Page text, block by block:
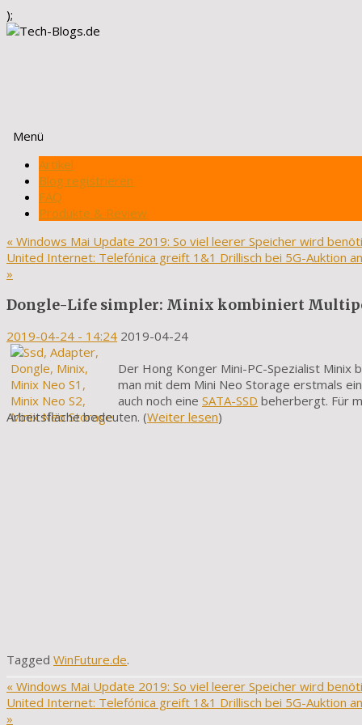
);
Menü
Zum
Inhalt
springen
Artikel
Blog registrieren
FAQ
Produkte & Review
« Windows Mai Update 2019: So viel leerer Speicher wird
United Internet: Telefónica greift 1&1 Drillisch bei 5G-Auktion an
»
Dongle-Life simpler: Minix kombiniert
2019-04-24 - 14:24 2019-04-24
Der Hong Konger Mini-PC-Spezialist
man mit dem Mini Neo Storage erstmals
auch noch eine SATA-SSD beherbergt. Für
Arbeitsfläche bedeuten. (Weiter lesen)
Tagged WinFuture.de.
« Windows Mai Update 2019: So viel leerer Speicher wird
United Internet: Telefónica greift 1&1 Drillisch bei 5G-Auktion an
»